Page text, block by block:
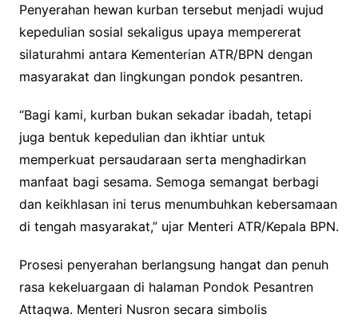
Penyerahan hewan kurban tersebut menjadi wujud
kepedulian sosial sekaligus upaya mempererat
silaturahmi antara Kementerian ATR/BPN dengan
masyarakat dan lingkungan pondok pesantren.
“Bagi kami, kurban bukan sekadar ibadah, tetapi
juga bentuk kepedulian dan ikhtiar untuk
memperkuat persaudaraan serta menghadirkan
manfaat bagi sesama. Semoga semangat berbagi
dan keikhlasan ini terus menumbuhkan kebersamaan
di tengah masyarakat,” ujar Menteri ATR/Kepala BPN.
Prosesi penyerahan berlangsung hangat dan penuh
rasa kekeluargaan di halaman Pondok Pesantren
Attaqwa. Menteri Nusron secara simbolis